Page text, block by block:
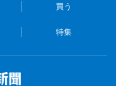
買う
特集